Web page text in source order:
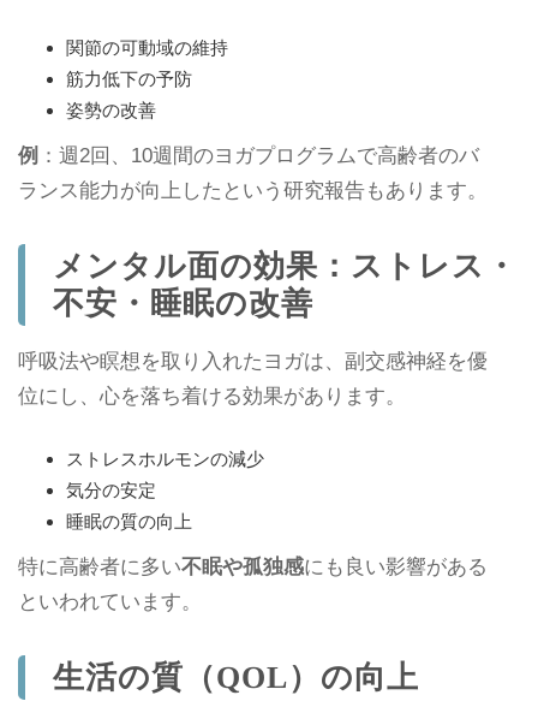
関節の可動域の維持
筋力低下の予防
姿勢の改善
例 ：週2回、10週間のヨガプログラムで高齢者のバ
ランス能力が向上したという研究報告もあります。
メンタル面の効果：ストレス・
不安・睡眠の改善
呼吸法や瞑想を取り入れたヨガは、副交感神経を優
位にし、心を落ち着ける効果があります。
ストレスホルモンの減少
気分の安定
睡眠の質の向上
特に高齢者に多い不眠や孤独感にも良い影響がある
といわれています。
生活の質（QOL）の向上